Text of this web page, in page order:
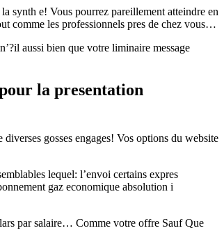
synth e! Vous pourrez pareillement atteindre en
comme les professionnels pres de chez vous…
aussi bien que votre liminaire message
la presentation
gosses engages! Vos options du website
lequel: l’envoi certains expres
gaz economique absolution i
par salaire… Comme votre offre Sauf Que